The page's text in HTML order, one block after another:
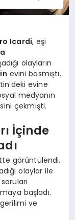
Icardi, eşi
olayların
evini basmıştı.
evine
medyanın
çekmişti.
İçinde
görüntülendi.
olaylar ile
soruları
başladı.
gerilimi ve